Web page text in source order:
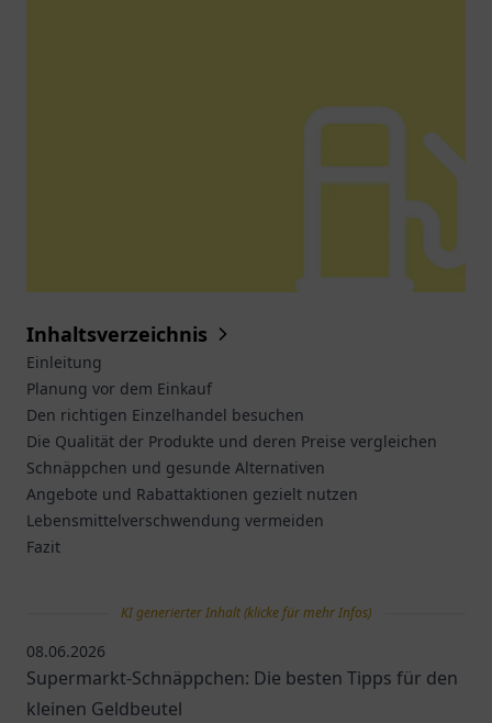
Inhaltsverzeichnis
Einleitung
Planung vor dem Einkauf
Den richtigen Einzelhandel besuchen
Die Qualität der Produkte und deren Preise vergleichen
Schnäppchen und gesunde Alternativen
Angebote und Rabattaktionen gezielt nutzen
Lebensmittelverschwendung vermeiden
Fazit
KI generierter Inhalt (klicke für mehr Infos)
08.06.2026
Supermarkt-Schnäppchen: Die besten Tipps für den
kleinen Geldbeutel